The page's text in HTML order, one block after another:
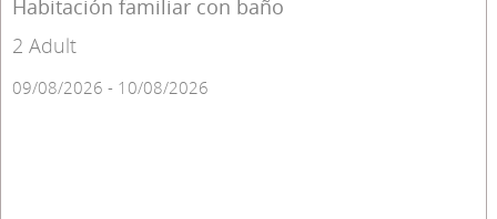
Habitación familiar con baño
2 Adult
09/08/2026 - 10/08/2026